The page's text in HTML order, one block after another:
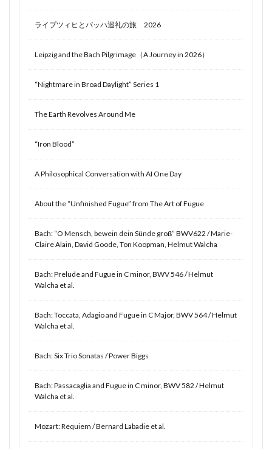
ライプツィヒとバッハ巡礼の旅 2026
Leipzig and the Bach Pilgrimage（A Journey in 2026）
“Nightmare in Broad Daylight” Series 1
The Earth Revolves Around Me
“Iron Blood”
A Philosophical Conversation with AI One Day
About the “Unfinished Fugue” from The Art of Fugue
Bach: “O Mensch, bewein dein Sünde groß” BWV622 / Marie-
Claire Alain, David Goode, Ton Koopman, Helmut Walcha
Bach: Prelude and Fugue in C minor, BWV 546 / Helmut
Walcha et al.
Bach: Toccata, Adagio and Fugue in C Major, BWV 564 / Helmut
Walcha et al.
Bach: Six Trio Sonatas / Power Biggs
Bach: Passacaglia and Fugue in C minor, BWV 582 / Helmut
Walcha et al.
Mozart: Requiem / Bernard Labadie et al.